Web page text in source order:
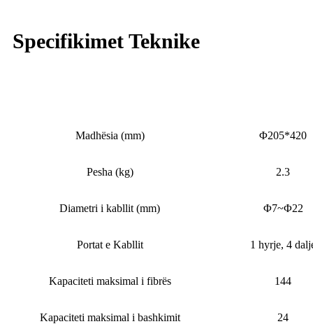
Specifikimet Teknike
Madhësia (mm) Φ205*420
Pesha (kg) 2.3
Diametri i kabllit (mm) Φ7~Φ22
Portat e Kabllit 1 hyrje, 4
Kapaciteti maksimal i fibrës 144
Kapaciteti maksimal i bashkimit 24